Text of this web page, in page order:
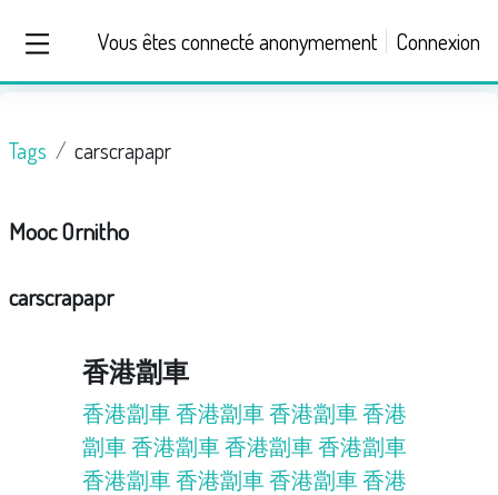
Panneau latéral
Vous êtes connecté anonymement Connexion
Tags carscrapapr
Mooc Ornitho
carscrapapr
香港劏車
香港劏車香港劏車香港劏車香港
劏車香港劏車香港劏車香港劏車
香港劏車香港劏車香港劏車香港